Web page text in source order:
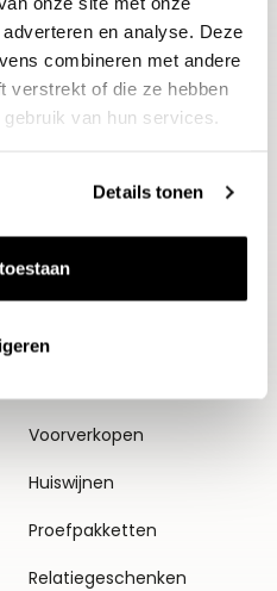
en analyse. Deze
combineren met andere
verstrekt of die ze hebben
van hun services.
Details tonen
Thema's
Voorverkopen
Huiswijnen
Proefpakketten
Relatiegeschenken